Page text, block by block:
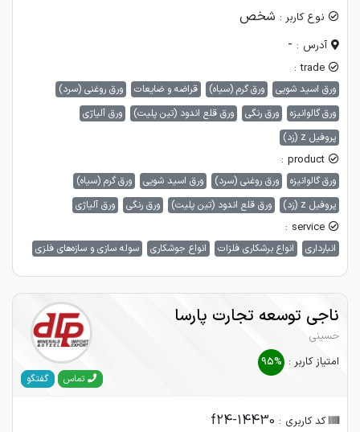
نوع کاربر : شخص
آدرس : -
trade :
ورق اسید شویی ورق گرم (سیاه) قراضه و ضایعات
ورق روغنی (سرد)
ورق گالوانیزه
ورق رنگی ورق قلع اندود (تین پلیت)
ورق آلیاژی
پروفیل z (زد)
product :
ورق گالوانیزه ورق روغنی (سرد) ورق اسید شویی
ورق گرم (سیاه)
پروفیل z (زد)
ورق قلع اندود (تین پلیت) ورق رنگی ورق آلیاژی
service :
انبارداری انواع برشکاری فلزات انواع جوشکاری سوله سازی و سازه‌های فلزی
ناجی توسعه تجارت پارسا
حسینی
امتیاز کاربر : 95%
تماس گفتگو
کد کاربری : f24-14430